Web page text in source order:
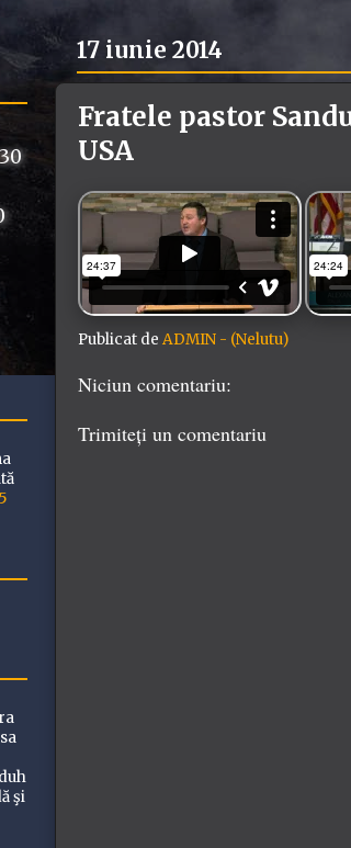
17 iunie 2014
Fratele pastor
USA
Publicat de ADMIN - (Nelutu)
Niciun comentariu:
Trimiteți un comentariu
şi